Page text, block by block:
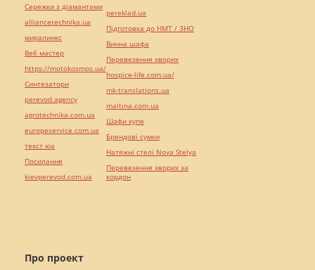
Про проект
Сережки з діамантами
alliancetechnika.ua
миралинкс
Веб мастер
https://motokosmos.ua/
Синтезатори
perevod.agency
agrotechnika.com.ua
europeservice.com.ua
текст юа
Посилання
kievperevod.com.ua
pereklad.ua
Підготовка до НМТ / ЗНО
Винна шафа
Перевезення хворих
hospice-life.com.ua/
mk-translations.ua
maltina.com.ua
Шафи купе
Брендові сумки
Натяжні стелі Nova Stelya
Перевезення хворих за
кордон